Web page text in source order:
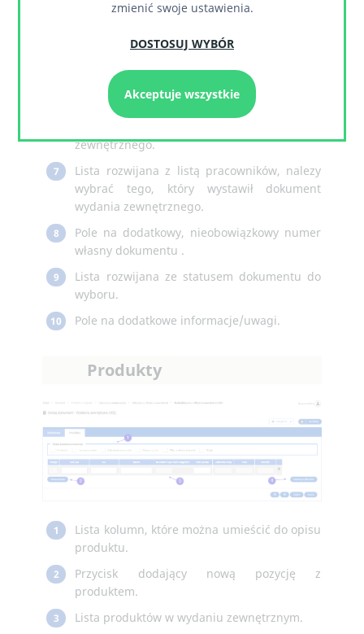
wydających wydanie zewnętrzne.
Lista rozwijana z zamówieniami. Należy brać
Pole na nazwę UID.
Lista rozwijana z listą magazynów, należy
zewnętrznego.
7
Lista rozwijana z listą pracowników, nalezy
wybrać tego, który wystawił dokument
wydania zewnętrznego.
8
Pole na dodatkowy, nieobowiązkowy numer
własny dokumentu .
9
Lista rozwijana ze statusem dokumentu do
wyboru.
10 Pole na dodatkowe informacje/uwagi.
Produkty
1
Lista kolumn, które można umieścić do opisu
produktu.
2
Przycisk dodający nową pozycję z
produktem.
3 Lista produktów w wydaniu zewnętrznym.
zmienić swoje ustawienia.
DOSTOSUJ WYBÓR
Akceptuje wszystkie